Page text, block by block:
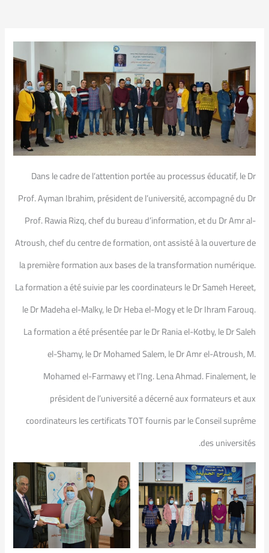
Dans le cadre de l’attention portée au processus éducatif, le Dr
Prof. Ayman Ibrahim, président de l’université, accompagné du Dr
Prof. Rawia Rizq, chef du bureau d’information, et du Dr Amr al-
Atroush, chef du centre de formation, ont assisté à la ouverture de
la première formation aux bases de la transformation numérique.
La formation a été suivie par les coordinateurs le Dr Sameh Hereet,
le Dr Madeha el-Malky, le Dr Heba el-Mogy et le Dr Ihram Farouq.
La formation a été présentée par le Dr Rania el-Kotby, le Dr Saleh
el-Shamy, le Dr Mohamed Salem, le Dr Amr el-Atroush, M.
Mohamed el-Farmawy et l’Ing. Lena Ahmad. Finalement, le
président de l’université a décerné aux formateurs et aux
coordinateurs les certificats TOT fournis par le Conseil suprême
des universités.